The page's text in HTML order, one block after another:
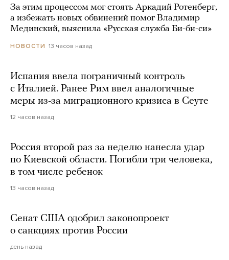
За этим процессом мог стоять Аркадий Ротенберг,
а избежать новых обвинений помог Владимир
Мединский, выяснила «Русская служба Би-би-си»
НОВОСТИ 13 часов назад
Испания ввела пограничный контроль
с Италией. Ранее Рим ввел аналогичные
меры из-за миграционного кризиса в Сеуте
12 часов назад
Россия второй раз за неделю нанесла удар
по Киевской области. Погибли три человека,
в том числе ребенок
13 часов назад
Сенат США одобрил законопроект
о санкциях против России
день назад